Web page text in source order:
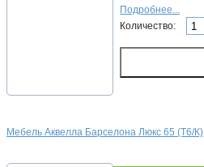
Подробнее...
Количество:
Мебель Аквелла Барселона Люкс 65 (Т6/К)